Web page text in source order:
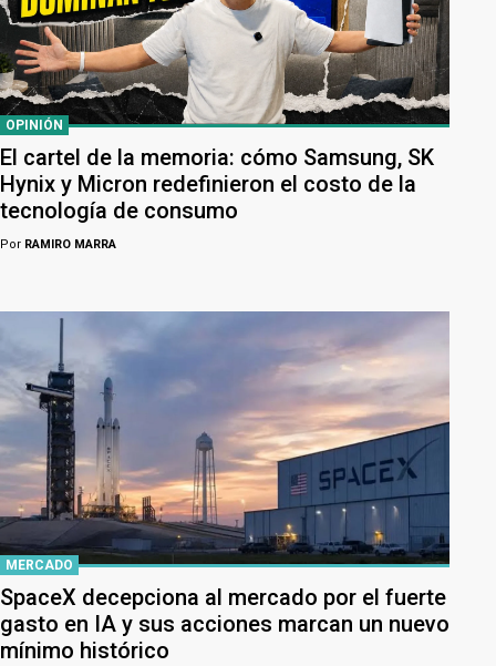
OPINIÓN
El cartel de la memoria: cómo Samsung, SK
Hynix y Micron redefinieron el costo de la
tecnología de consumo
Por RAMIRO MARRA
MERCADO
SpaceX decepciona al mercado por el fuerte
gasto en IA y sus acciones marcan un nuevo
mínimo histórico